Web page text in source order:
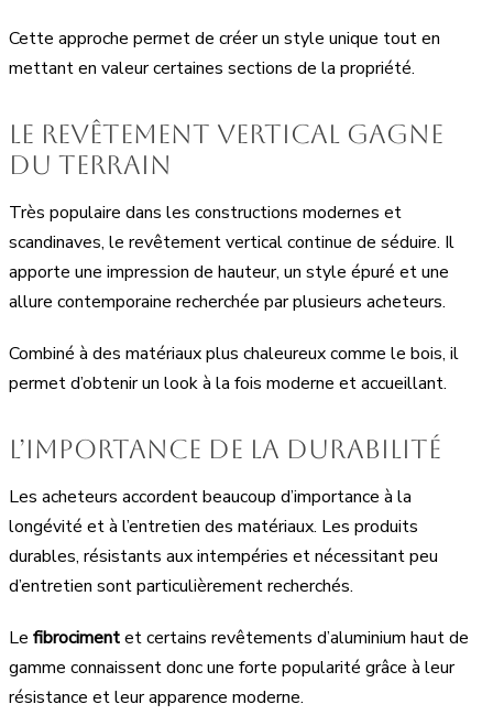
Cette approche permet de créer un style unique tout en
mettant en valeur certaines sections de la propriété.
Le revêtement vertical gagne
du terrain
Très populaire dans les constructions modernes et
scandinaves, le revêtement vertical continue de séduire. Il
apporte une impression de hauteur, un style épuré et une
allure contemporaine recherchée par plusieurs acheteurs.
Combiné à des matériaux plus chaleureux comme le bois, il
permet d’obtenir un look à la fois moderne et accueillant.
L’importance de la durabilité
Les acheteurs accordent beaucoup d’importance à la
longévité et à l’entretien des matériaux. Les produits
durables, résistants aux intempéries et nécessitant peu
d’entretien sont particulièrement recherchés.
Le fibrocimentet certains revêtements d’aluminium haut de
gamme connaissent donc une forte popularité grâce à leur
résistance et leur apparence moderne.